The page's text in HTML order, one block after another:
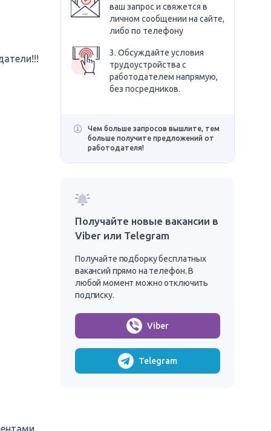
ваш запрос и свяжется в
личном сообщении на сайте,
либо по телефону
3. Обсуждайте условия
трудоустройства с
работодателем напрямую,
без посредников.
Чем больше запросов вышлите, тем
больше получите предложений от
работодателя!
Получайте новые вакансии в
Viber или Telegram
Получайте подборку бесплатных
вакансий прямо на телефон. В
любой момент можно отключить
подписку.
Viber
Telegram